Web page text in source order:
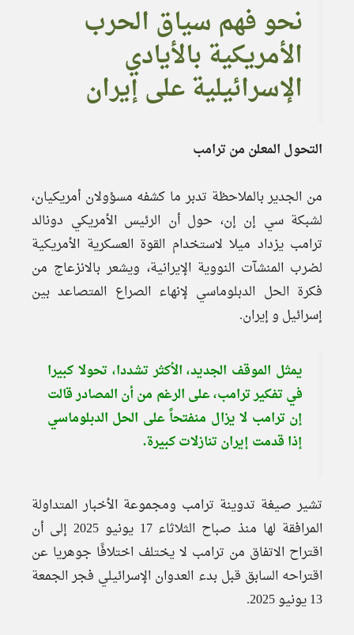
نحو فهم سياق الحرب
الأمريكية بالأيادي
الإسرائيلية على إيران
التحول المعلن من ترامب
من الجدير بالملاحظة تدبر ما كشفه مسؤولان أمريكيان،
لشبكة سي إن إن، حول أن الرئيس الأمريكي دونالد
ترامب يزداد ميلا لاستخدام القوة العسكرية الأمريكية
لضرب المنشآت النووية الإيرانية، ويشعر بالانزعاج من
فكرة الحل الدبلوماسي لإنهاء الصراع المتصاعد بين
إسرائيل و إيران.
يمثل الموقف الجديد، الأكثر تشددا، تحولا كبيرا
في تفكير ترامب، على الرغم من أن المصادر قالت
إن ترامب لا يزال منفتحاً على الحل الدبلوماسي
إذا قدمت إيران تنازلات كبيرة.
تشير صيغة تدوينة ترامب ومجموعة الأخبار المتداولة
المرافقة لها منذ صباح الثلاثاء 17 يونيو 2025 إلى أن
اقتراح الاتفاق من ترامب لا يختلف اختلافًا جوهريا عن
اقتراحه السابق قبل بدء العدوان الإسرائيلي فجر الجمعة
13 يونيو 2025.